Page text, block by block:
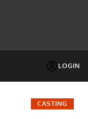
LOGIN
FACTOR
CASTING